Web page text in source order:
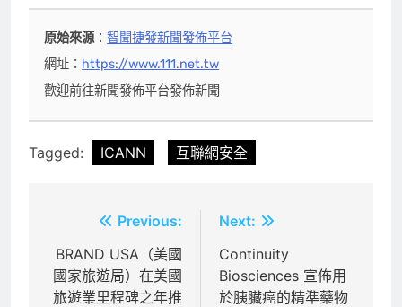
原始來源：智聞捷發新聞發佈平台
網址： https://www.111.net.tw
歡迎前往新聞發佈平台發佈新聞
Tagged: ICANN 互聯網安全
章
導
Previous:
BRAND USA（美國
國家旅遊局）在美國
旅遊業里程碑之年推
Next:
Continuity
Biosciences 宣佈用
於胰臟癌的精準藥物